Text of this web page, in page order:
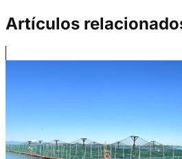
Artículos